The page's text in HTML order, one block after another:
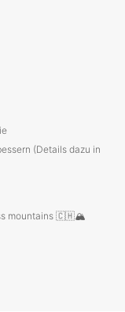
(Details dazu in
mountains 🇨🇭🏔